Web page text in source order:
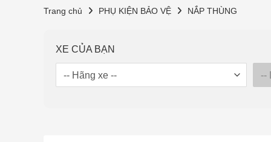
Trang chủ PHỤ KIỆN BẢO VỆ NẮP THÙNG
XE CỦA BẠN